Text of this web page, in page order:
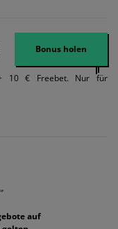
Bonus holen
+ 10 € Freebet. Nur für
auf